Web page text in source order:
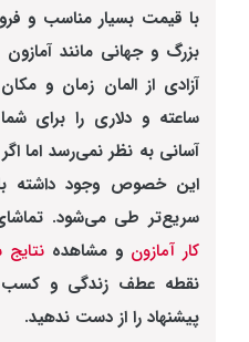
با قیمت بسیار مناسب و
بزرگ و جهانی مانند
ساعته و دلاری را برای
آسانی به نظر نمی‌رسد اما
این خصوص وجود داشته
سریع‌تر طی می‌شود.
کار آمازون و مشاهده
نقطه عطف زندگی و کسب
پیشنهاد را از دست ندهید.